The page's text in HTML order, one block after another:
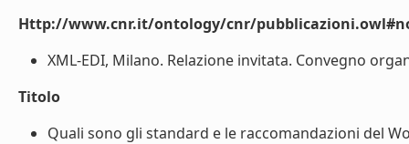
Http://www.cnr.it/ontology/cnr/
XML-EDI, Milano. Relazione invitata. Convegno
Titolo
Quali sono gli standard e le raccomandazioni del